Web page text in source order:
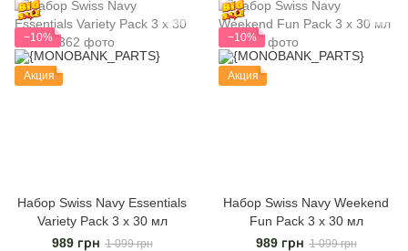
−10%
Акция
Набор Swiss Navy Essentials
Variety Pack 3 х 30 мл
989 грн 1 099 грн
−10%
Акция
Набор Swiss Navy Weekend
Fun Pack 3 х 30 мл
989 грн 1 099 грн